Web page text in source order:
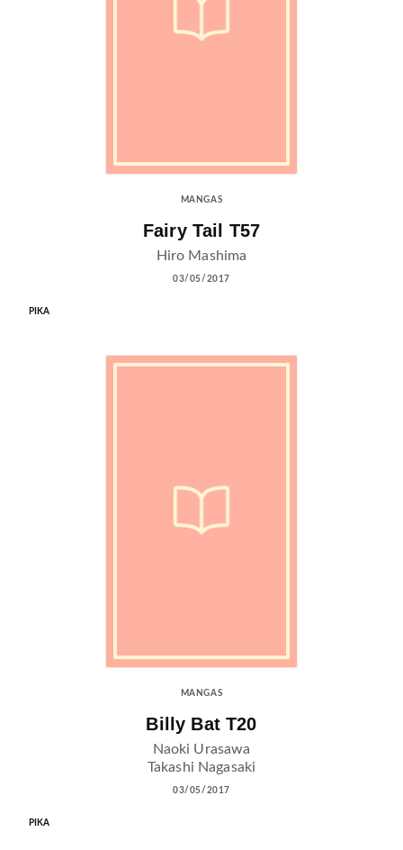
MANGAS
Fairy Tail T57
Hiro Mashima
03/05/2017
PIKA
MANGAS
Billy Bat T20
Naoki Urasawa
Takashi Nagasaki
03/05/2017
PIKA